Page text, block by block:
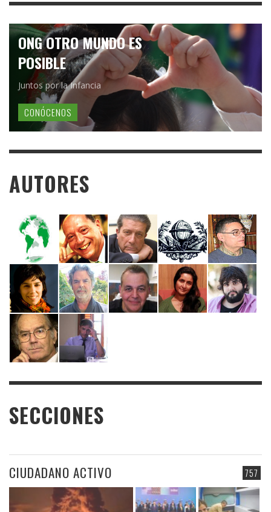
ONG OTRO MUNDO ES
POSIBLE
Juntos por la Infancia
CONÓCENOS
AUTORES
SECCIONES
757
CIUDADANO ACTIVO